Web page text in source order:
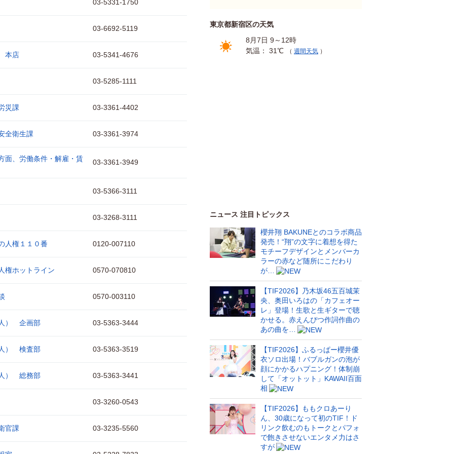
03-5331-1750
03-6692-5119
本店 03-5341-4676
03-5285-1111
災課 03-3361-4402
全衛生課 03-3361-3974
、労働条件・解雇・賃 03-3361-3949
03-5366-3111
03-3268-3111
人権１１０番 0120-007110
権ホットライン 0570-070810
0570-003110
） 企画部 03-5363-3444
） 検査部 03-5363-3519
） 総務部 03-5363-3441
03-3260-0543
官課 03-3235-5560
東京都新宿区の天気
8月7日 9～12時
気温： 31℃
（ 週間天気 ）
ニュース 注目トピックス
櫻井翔 BAKUNEとのコラボ商品
発売！“翔”の文字に着想を得た
モチーフデザインとメンバーカ
ラーの赤など随所にこだわり
が…
【TIF2026】乃木坂46五百城茉
央、奥田いろはの「カフェオー
レ」登場！生歌と生ギターで聴
かせる。赤えんぴつ作詞作曲の
あの曲を…
【TIF2026】ふるっぱー櫻井優
衣ソロ出場！バブルガンの泡が
顔にかかるハプニング！体制崩
して「オットット」KAWAII百面
相
【TIF2026】ももクロあーり
ん、30歳になって初のTIF！ド
リンク飲むのもトークとパフォ
で飽きさせないエンタメ力はさ
すが